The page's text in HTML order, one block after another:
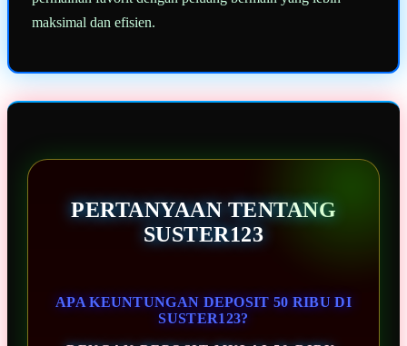
maksimal dan efisien.
PERTANYAAN TENTANG
SUSTER123
APA KEUNTUNGAN DEPOSIT 50 RIBU DI
SUSTER123?